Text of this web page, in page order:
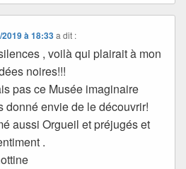
2019 à 18:33 a dit :
, voilà qui plairait à mon
noires!!!
pas ce Musée imaginaire
donné envie de le découvrir!
aussi Orgueil et préjugés et
.